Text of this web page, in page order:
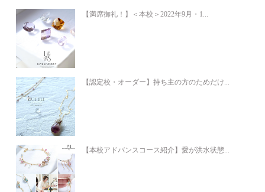
【満席御礼！】＜本校＞2022年9月・1...
【認定校・オーダー】持ち主の方のためだけ...
【本校アドバンスコース紹介】愛が洪水状態...